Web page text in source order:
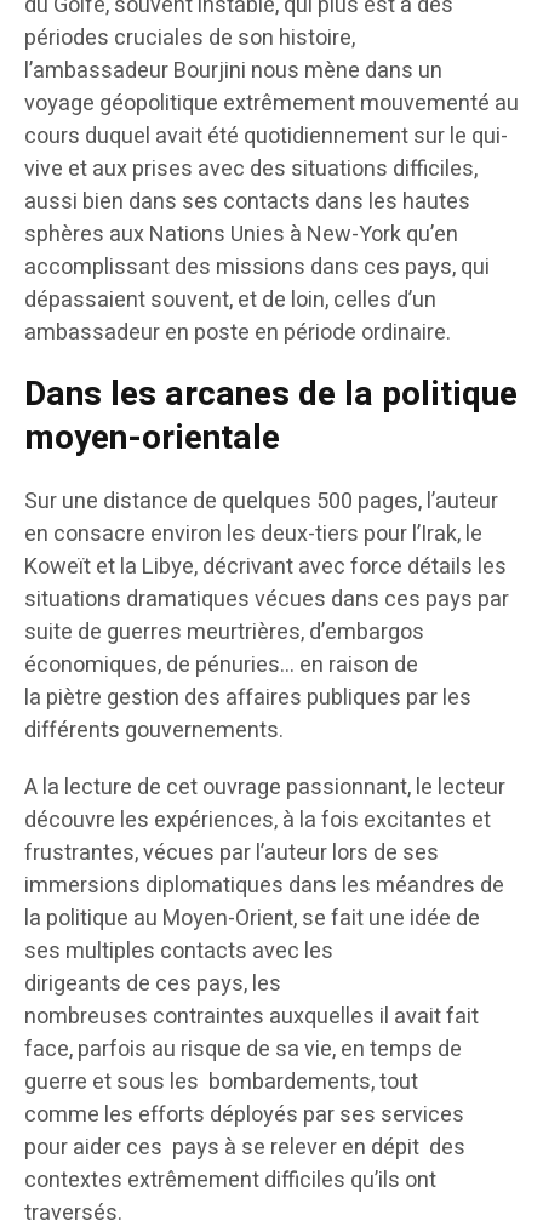
périodes cruciales de son histoire,
l’ambassadeur Bourjini nous mène dans un
voyage géopolitique extrêmement mouvementé au
cours duquel avait été quotidiennement sur le qui-
vive et aux prises avec des situations difficiles,
aussi bien dans ses contacts dans les hautes
sphères aux Nations Unies à New-York qu’en
accomplissant des missions dans ces pays, qui
dépassaient souvent, et de loin, celles d’un
ambassadeur en poste en période ordinaire.
Dans les arcanes de la politique
moyen-orientale
Sur une distance de quelques 500 pages, l’auteur
en consacre environ les deux-tiers pour l’Irak, le
Koweït et la Libye, décrivant avec force détails les
situations dramatiques vécues dans ces pays par
suite de guerres meurtrières, d’embargos
économiques, de pénuries… en raison de
la piètre gestion des affaires publiques par les
différents gouvernements.
A la lecture de cet ouvrage passionnant, le lecteur
découvre les expériences, à la fois excitantes et
frustrantes, vécues par l’auteur lors de ses
immersions diplomatiques dans les méandres de
la politique au Moyen-Orient, se fait une idée de
ses multiples contacts avec les
dirigeants de ces pays, les
nombreuses contraintes auxquelles il avait fait
face, parfois au risque de sa vie, en temps de
guerre et sous les bombardements, tout
comme les efforts déployés par ses services
pour aider ces pays à se relever en dépit des
contextes extrêmement difficiles qu’ils ont
traversés.